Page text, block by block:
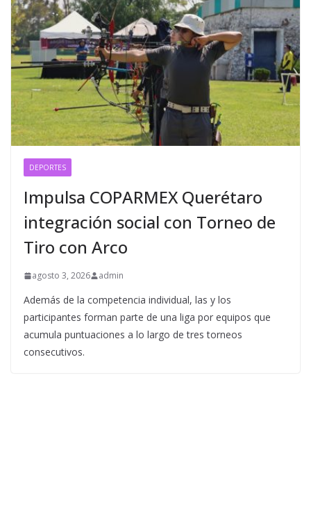
DEPORTES
Impulsa COPARMEX Querétaro
integración social con Torneo de
Tiro con Arco
agosto 3, 2026 admin
Además de la competencia individual, las y los
participantes forman parte de una liga por equipos que
acumula puntuaciones a lo largo de tres torneos
consecutivos.